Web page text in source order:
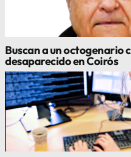
Buscan a un octogenario
desaparecido en Coirós